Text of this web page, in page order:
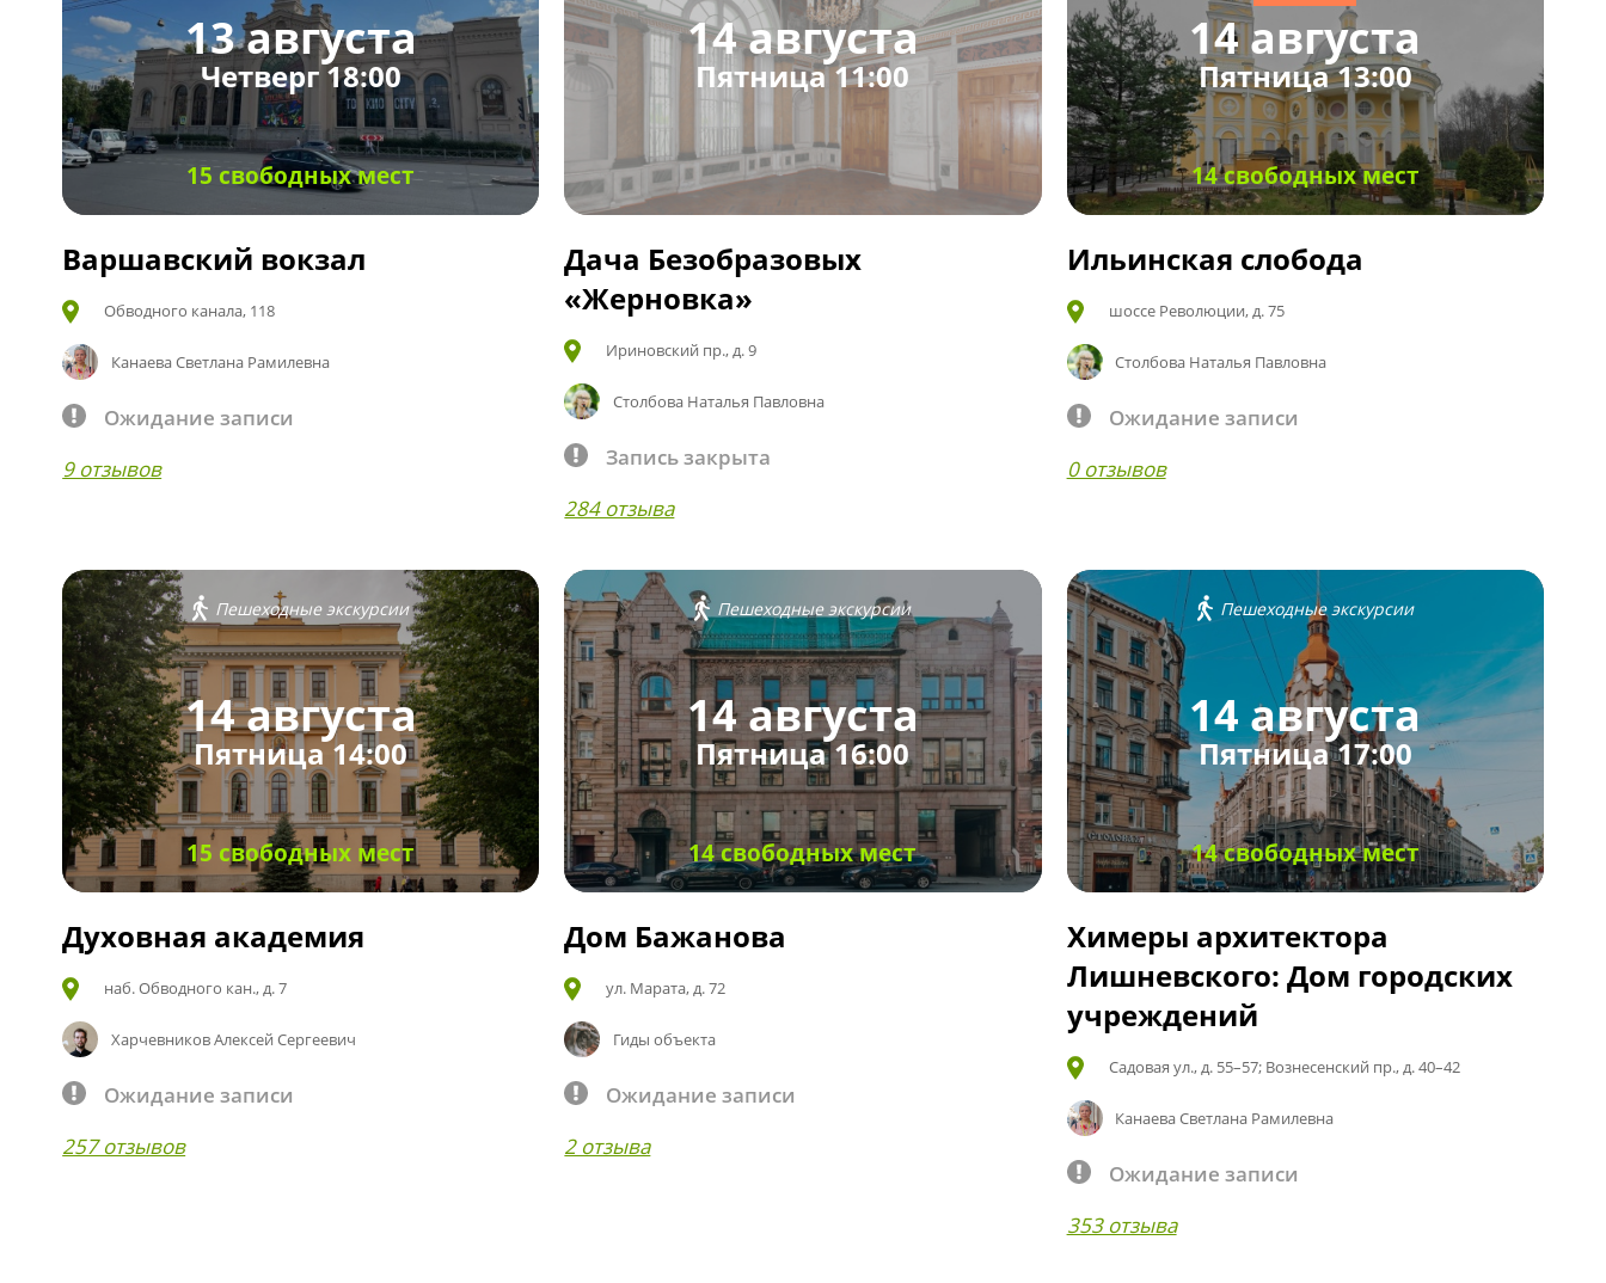
13 августа
Четверг 18:00
15 свободных мест
Варшавский вокзал
Обводного канала, 118
Канаева Светлана Рамилевна
Ожидание записи
9 отзывов
14 августа
Пятница 11:00
Дача Безобразовых
«Жерновка»
Ириновский пр., д. 9
Столбова Наталья Павловна
Запись закрыта
284 отзыва
14 августа
Пятница 13:00
14 свободных мест
Ильинская слобода
шоссе Революции, д. 75
Столбова Наталья Павловна
Ожидание записи
0 отзывов
Пешеходные экскурсии
14 августа
Пятница 14:00
15 свободных мест
Духовная академия
наб. Обводного кан., д. 7
Харчевников Алексей Сергеевич
Ожидание записи
257 отзывов
Пешеходные экскурсии
14 августа
Пятница 16:00
14 свободных мест
Дом Бажанова
ул. Марата, д. 72
Гиды объекта
Ожидание записи
2 отзыва
Пешеходные экскурсии
14 августа
Пятница 17:00
14 свободных мест
Химеры архитектора
Лишневского: Дом городских
учреждений
Садовая ул., д. 55–57; Вознесенский пр., д. 40–42
Канаева Светлана Рамилевна
Ожидание записи
353 отзыва